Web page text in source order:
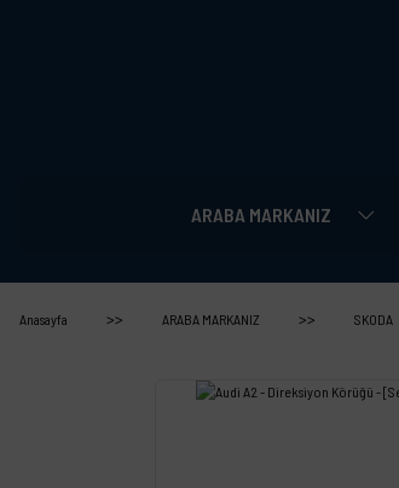
ARABA MARKANIZ
Anasayfa ARABA MARKANIZ SKODA